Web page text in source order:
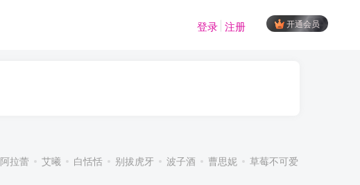
开通会员
登录 注册
阿拉蕾 艾曦 白恬恬 别拔虎牙 波子酒 曹思妮 草莓不可爱